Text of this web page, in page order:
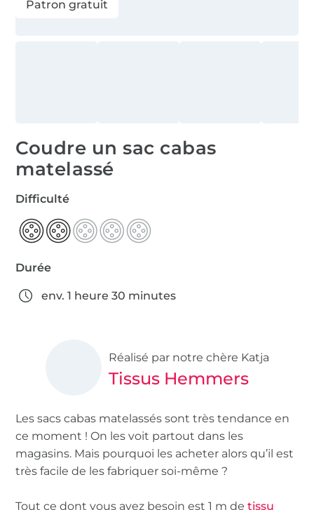
Patron gratuit
Coudre un sac cabas
matelassé
Difficulté
Durée
env. 1 heure 30 minutes
Réalisé par notre chère Katja
Tissus Hemmers
Les sacs cabas matelassés sont très tendance en
ce moment ! On les voit partout dans les
magasins. Mais pourquoi les acheter alors qu’il est
très facile de les fabriquer soi-même ?
Tout ce dont vous avez besoin est 1 m detissu